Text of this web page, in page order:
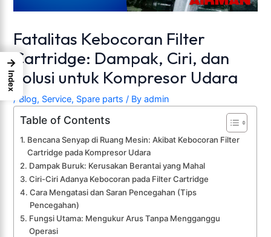
Fatalitas Kebocoran Filter
Cartridge: Dampak, Ciri, dan
Solusi untuk Kompresor Udara
/ Blog, Service, Spare parts / Byadmin
Table of Contents
Bencana Senyap di Ruang Mesin: Akibat Kebocoran Filter
Cartridge pada Kompresor Udara
Dampak Buruk: Kerusakan Berantai yang Mahal
Ciri-Ciri Adanya Kebocoran pada Filter Cartridge
Cara Mengatasi dan Saran Pencegahan (Tips
Pencegahan)
Fungsi Utama: Mengukur Arus Tanpa Mengganggu
Operasi
→
Index